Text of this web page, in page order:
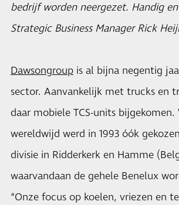
bedrijf worden neergezet. Handig
Strategic Business Manager Rick
Dawsongroup is al bijna negentig
sector. Aanvankelijk met trucks en
daar mobiele TCS-units
wereldwijd werd in 1993 óók
divisie in Ridderkerk en Hamme
waarvandaan de gehele Benelux
“Onze focus op koelen, vriezen en